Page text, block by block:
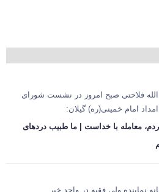
فلاحتی صبح امروز در نشست شورای
امام خمینی(ره) گیلان:
معامله با خداست | ما طبیب دردهای
نماینده ولی فقیه در واحد خبر